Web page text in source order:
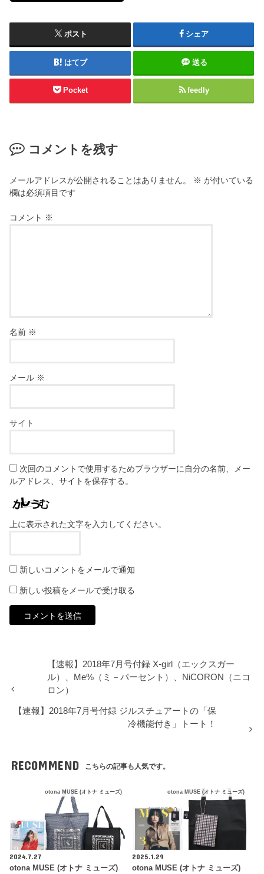
ポスト シェア
はてブ 送る
Pocket feedly
コメントを残す
メールアドレスが公開されることはありません。 ※ が付いている
欄は必須項目です
コメント ※
名前 ※
メール ※
サイト
次回のコメントで使用するためブラウザーに自分の名前、メー
ルアドレス、サイトを保存する。
上に表示された文字を入力してください。
新しいコメントをメールで通知
新しい投稿をメールで受け取る
【速報】2018年7月号付録 X-girl（エックスガー
ル）、Me%（ミ－パーセント）、NiCORON（ニコ
ロン）
【速報】2018年7月号付録 ジルスチュアートの「保
冷機能付き」トート！
RECOMMEND こちらの記事も人気です。
otona MUSE (オトナ ミューズ)
2024.7.27
otona MUSE (オトナ ミューズ)
otona MUSE (オトナ ミューズ)
2025.1.29
otona MUSE (オトナ ミューズ)